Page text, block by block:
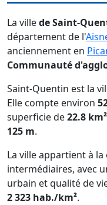
La villede Saint-
département de l'
anciennement en
Communauté
Saint-Quentin est la
Elle compte environ
superficie de22.8 km²
125 m.
La ville appartient à
intermédiaires, avec
urbain et qualité de
2 323 hab./km².